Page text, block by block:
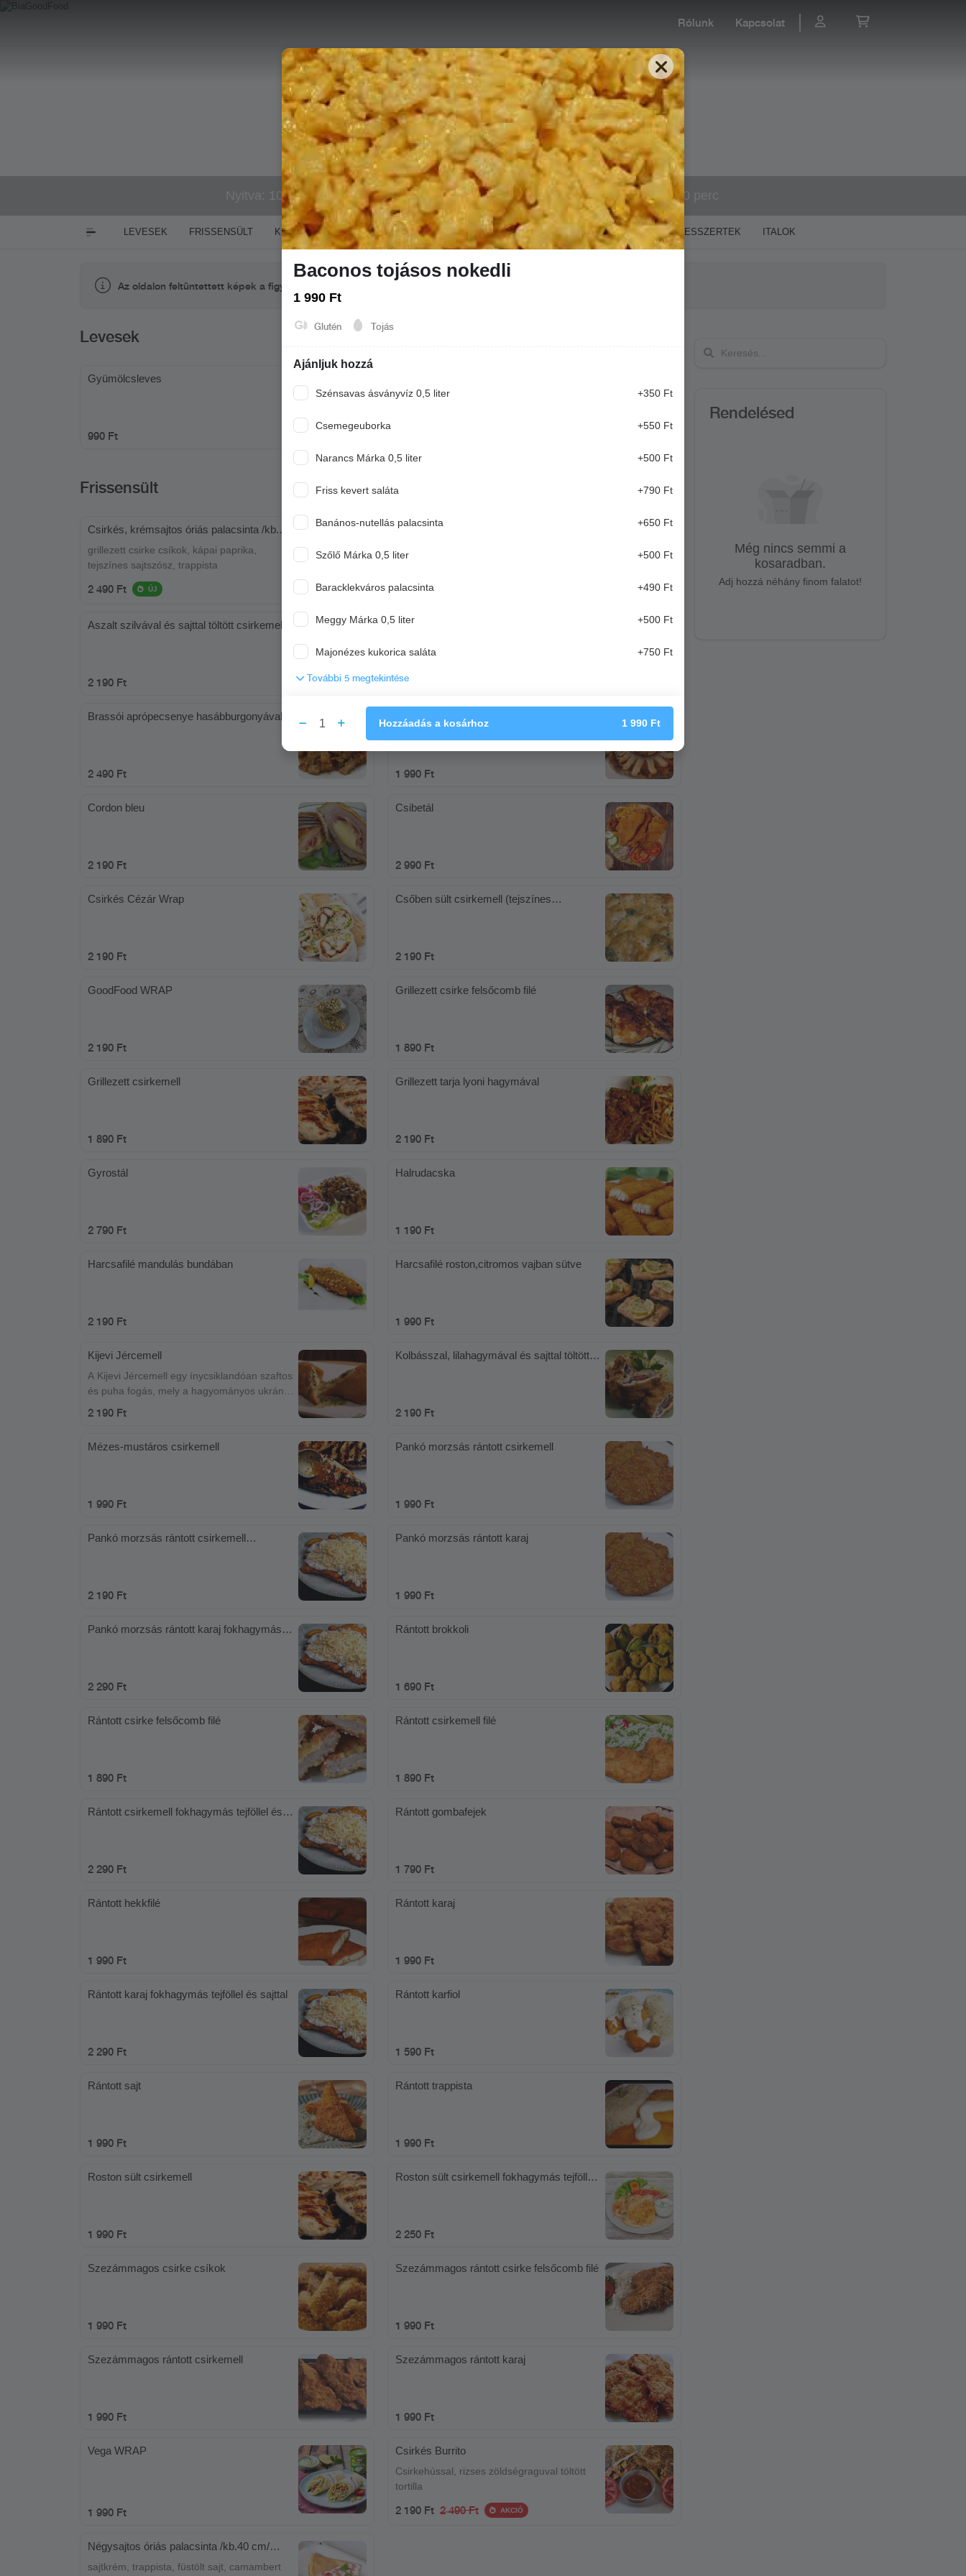
Rólunk Kapcsolat
Nyitva: 10:00-16:00 Rendelés: 10:00-15:30 +36 70 519 0341 50-80 perc
LEVESEK FRISSENSÜLT KÉSZÉTELEK TÉSZTÁK HETI MENÜ TÁLAK SALÁTÁK ÖNTETEK DESSZERTEK ITALOK
Az oldalon feltüntettett képek a figyelem felkeltését szolgálják, az ételek megjelenése eltérhet ettől!
Levesek
Gyümölcsleves
990 Ft
Frissensült
Csirkés, krémsajtos óriás palacsinta /kb.40
grillezett csirke csíkok, kápai paprika,
tejszínes sajtszósz, trappista
2 490 Ft ÚJ
Banános nutellás óriás palacsinta /kb. 40
Nutella, banán, csokiszósz
1 290 Ft
Aszalt szilvával és sajttal töltött csirkemell
2 190 Ft
Aszalt szilvával és sajttal töltött karaj
2 190 Ft
Brassói aprópecsenye hasábburgonyával
2 490 Ft
Cigánypecsenye
1 990 Ft
Cordon bleu
2 190 Ft
Csibetál
2 990 Ft
Csirkés Cézár Wrap
2 190 Ft
Csőben sült csirkemell (tejszínes
2 190 Ft
GoodFood WRAP
2 190 Ft
Grillezett csirke felsőcomb filé
1 890 Ft
Grillezett csirkemell
1 890 Ft
Grillezett tarja lyoni hagymával
2 190 Ft
Gyrostál
2 790 Ft
Halrudacska
1 190 Ft
Harcsafilé mandulás bundában
2 190 Ft
Harcsafilé roston,citromos vajban sütve
1 990 Ft
Kijevi Jércemell
A Kijevi Jércemell egy ínycsiklandóan szaftos
és puha fogás, mely a hagyományos ukrán
töltelékben megtalálhatók a finom
olvad a szájban. Garantáltan elvarázsolja az
2 190 Ft
Kolbásszal, lilahagymával és sajttal töltött
2 190 Ft
Mézes-mustáros csirkemell
1 990 Ft
Pankó morzsás rántott csirkemell
1 990 Ft
Pankó morzsás rántott csirkemell
2 190 Ft
Pankó morzsás rántott karaj
1 990 Ft
Pankó morzsás rántott karaj fokhagymás
2 290 Ft
Rántott brokkoli
1 690 Ft
Rántott csirke felsőcomb filé
1 890 Ft
Rántott csirkemell filé
1 890 Ft
Rántott csirkemell fokhagymás tejföllel és
2 290 Ft
Rántott gombafejek
1 790 Ft
Rántott hekkfilé
1 990 Ft
Rántott karaj
1 990 Ft
Rántott karaj fokhagymás tejföllel és sajttal
2 290 Ft
Rántott karfiol
1 590 Ft
Rántott sajt
1 990 Ft
Rántott trappista
1 990 Ft
Roston sült csirkemell
1 990 Ft
Roston sült csirkemell fokhagymás tejföllel,
2 250 Ft
Szezámmagos csirke csíkok
1 990 Ft
Szezámmagos rántott csirke felsőcomb filé
1 990 Ft
Szezámmagos rántott csirkemell
1 990 Ft
Szezámmagos rántott karaj
1 990 Ft
Vega WRAP
1 990 Ft
Csirkés Burrito
Csirkehússal, rizses zöldségraguval töltött
tortilla
2 190 Ft 2 490 Ft AKCIÓ
Négysajtos óriás palacsinta /kb.40 cm/
sajtkrém, trappista, füstölt sajt, camambert
Rendelésed
Még nincs semmi a
kosaradban.
Adj hozzá néhány finom falatot!
Baconos tojásos nokedli
1 990 Ft
Glutén Tojás
Ajánljuk hozzá
Szénsavas ásványvíz 0,5 liter +350 Ft
Csemegeuborka +550 Ft
Narancs Márka 0,5 liter +500 Ft
Friss kevert saláta +790 Ft
Banános-nutellás palacsinta +650 Ft
Szőlő Márka 0,5 liter +500 Ft
Baracklekváros palacsinta +490 Ft
Meggy Márka 0,5 liter +500 Ft
Majonézes kukorica saláta +750 Ft
További 5 megtekintése
1 Hozzáadás a kosárhoz 1 990 Ft